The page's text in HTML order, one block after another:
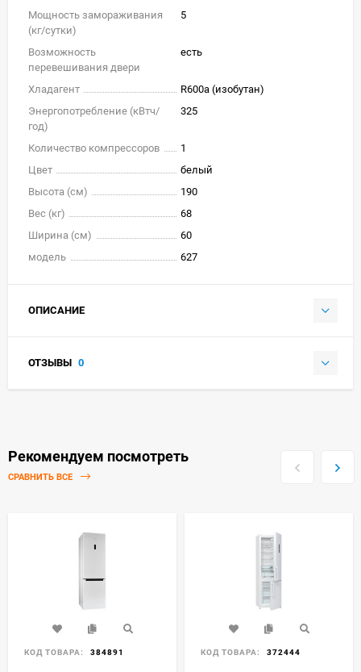
Мощность замораживания
(кг/cутки)
5
Возможность
перевешивания двери
есть
Хладагент
R600a (изобутан)
Энергопотребление (кВтч/
год)
325
Количество компрессоров
1
Цвет
белый
Высота (см)
190
Вес (кг)
68
Ширина (см)
60
модель
627
ОПИСАНИЕ
ОТЗЫВЫ 0
Рекомендуем посмотреть
СРАВНИТЬ ВСЕ
КОД ТОВАРА: 384891 КОД ТОВАРА: 372444